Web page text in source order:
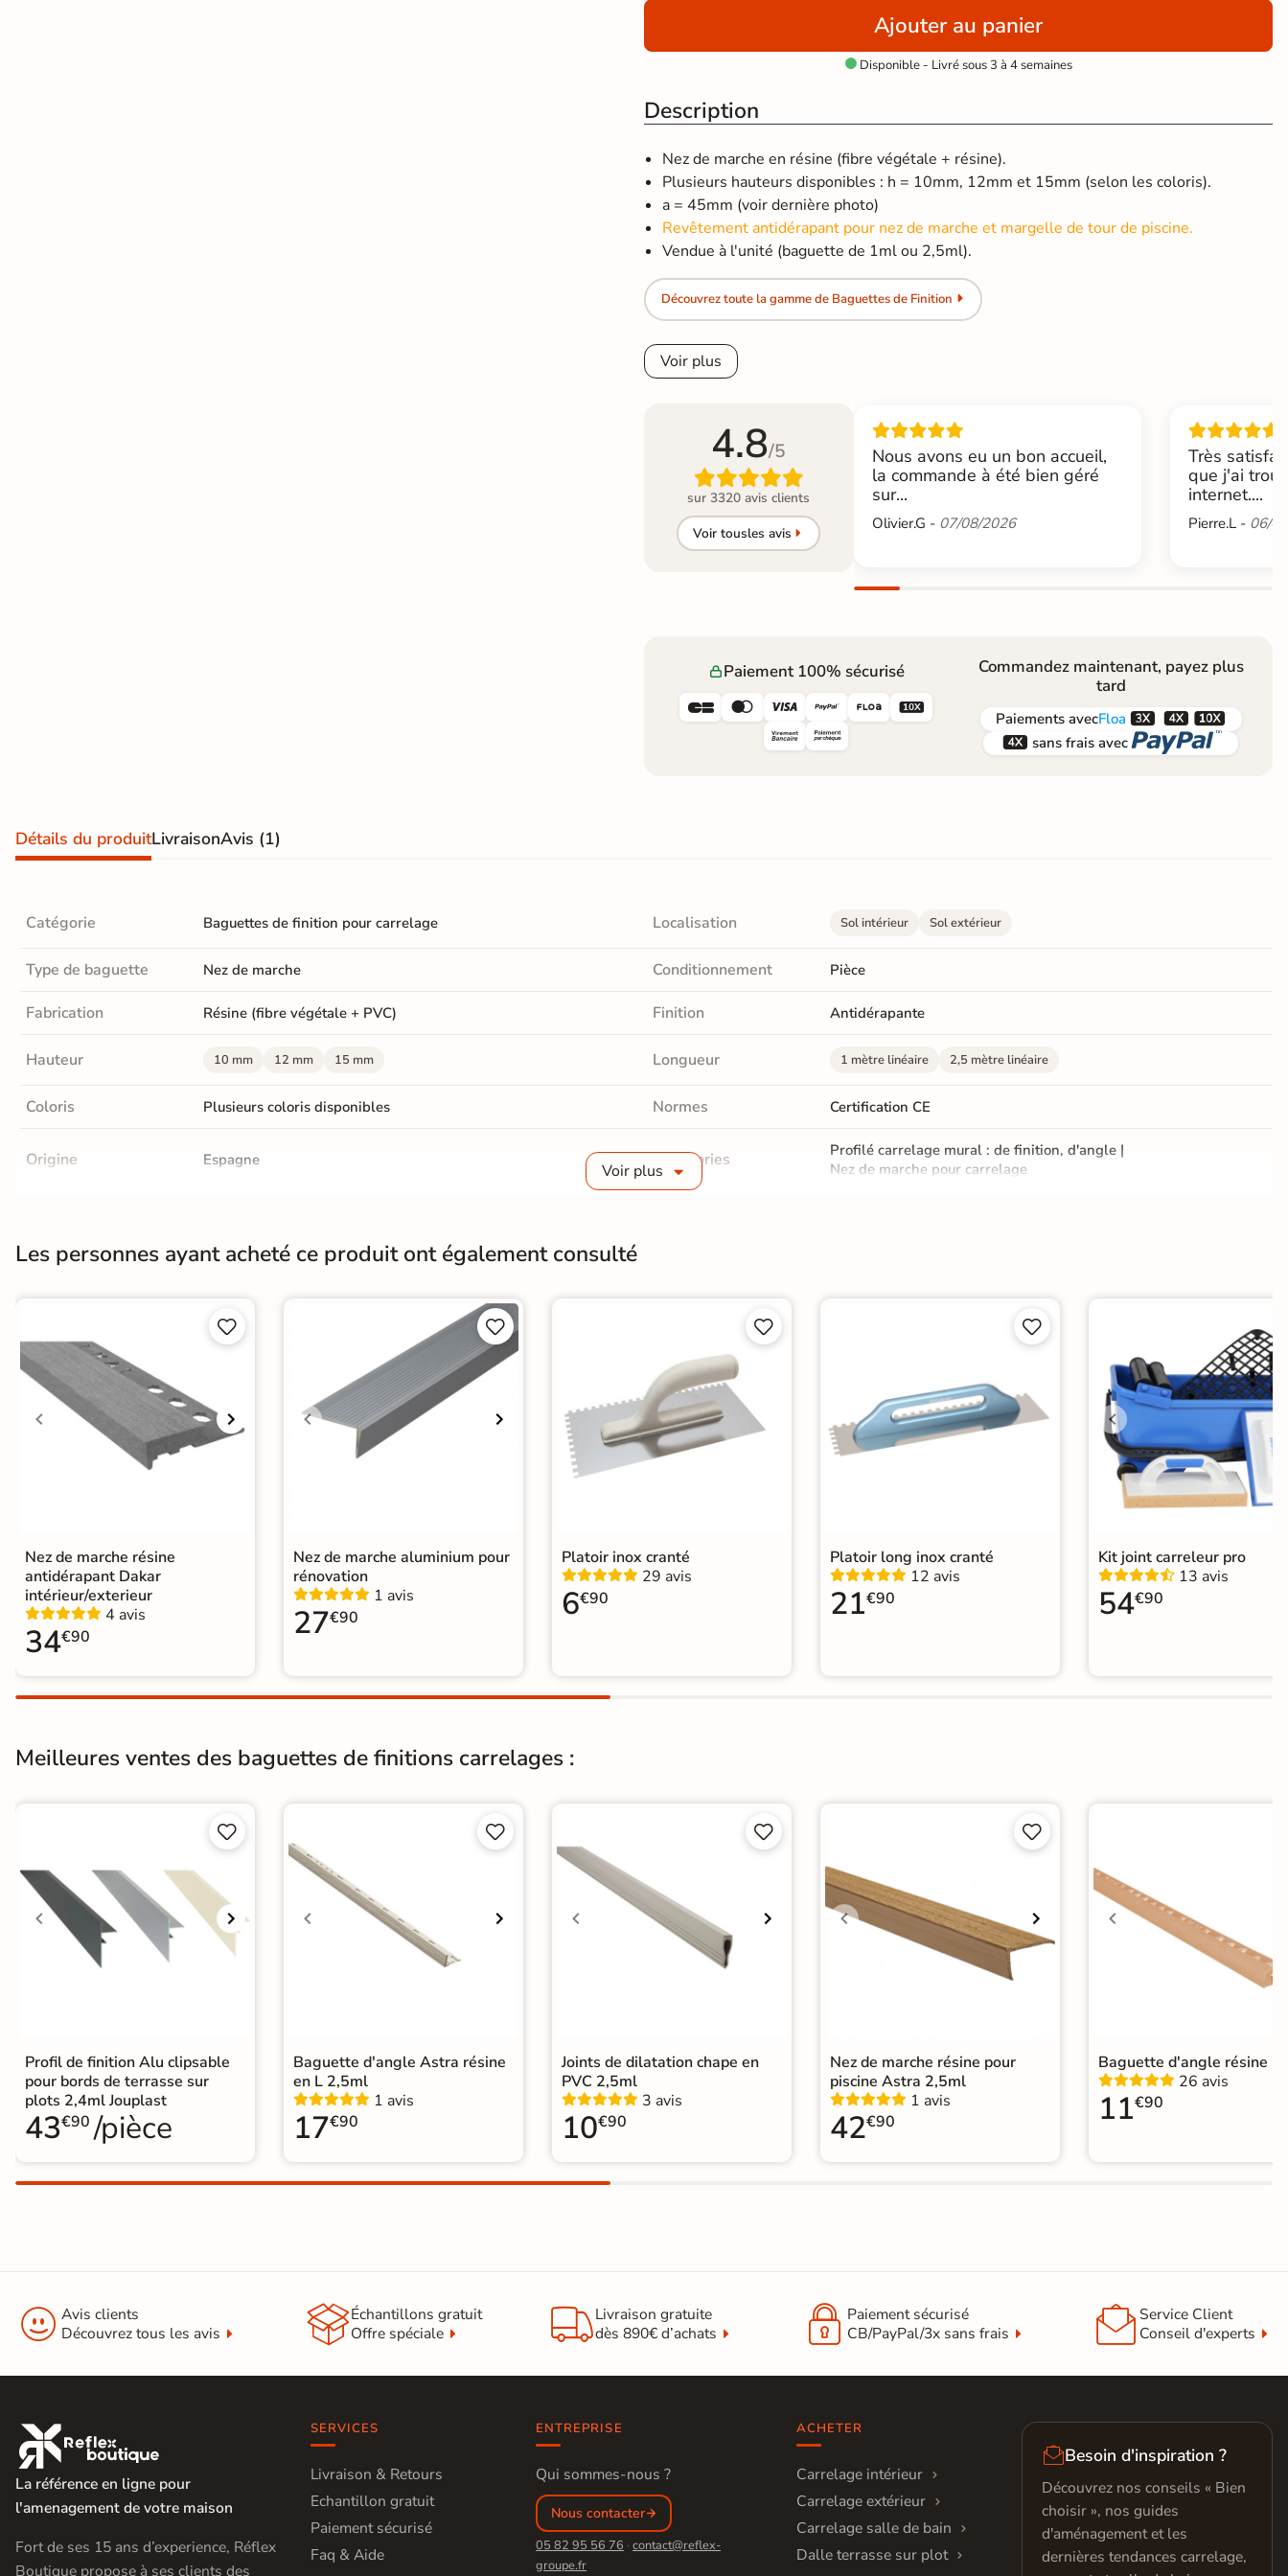
effet
cuite &
tomette
Parement
mural
intérieur
Carrelage
grand format
Carrelage extra fin
Voir tous les
formats
PAR FINITION
Carrelage poli /
Échantillons gratuits
il vous plaira
grâce à nos nombreuses
Paiement
100%
sécurisé
Données
cryptées
Confidentialité
garantie
Livraison rapide et soignée
Ajouter au panier
 Disponible - Livré sous 3 à 4 semaines
Description
Nez de marche en résine (fibre végétale + résine).
Plusieurs hauteurs disponibles : h = 10mm, 12mm et 15mm (selon les coloris).
a = 45mm (voir dernière photo)
Revêtement antidérapant pour nez de marche et margelle de tour de piscine.
Vendue à l'unité (baguette de 1ml ou 2,5ml).
Découvrez toute la gamme de Baguettes de Finition
Voir plus
4.8/5

sur 3320 avis clients
Voir tousles avis
Nous avons eu un bon accueil,
la commande à été bien géré
sur...
Olivier.G - 07/08/2026
Très
que j'ai
internet....
Pierre.L - 06/
Paiement 100% sécurisé
     
Commandez maintenant, payez plus
tard
PaiementsavecFloa  
 sans frais avec 
Détails du produitLivraisonAvis (1)
Catégorie Baguettes de finition pour carrelage Localisation Sol intérieur Sol extérieur
Type de baguette Nez de marche Conditionnement Pièce
Fabrication Résine (fibre végétale + PVC) Finition Antidérapante
Hauteur 10 mm 12 mm 15 mm Longueur 1 mètre linéaire 2,5 mètre linéaire
Coloris Plusieurs coloris disponibles Normes Certification CE
Origine Espagne Catégories Profilé carrelage mural : de finition, d'angle|
Nez de marche pour carrelage
Voir plus
Les personnes ayant acheté ce produit ont également consulté


Nez de marche résine
antidérapant Dakar
intérieur/exterieur
4 avis
34€90


Nez de marche aluminium pour
rénovation
1 avis
27€90


Platoir inox cranté
29 avis
6€90


Platoir long inox cranté
12 avis
21€90
Kit joint carreleur pro
13 avis
54€90
Meilleures ventes des baguettes de finitions carrelages :


Profil de finition Alu clipsable
pour bords de terrasse sur
plots 2,4ml Jouplast
43€90 /pièce


Baguette d'angle Astra résine
en L 2,5ml
1 avis
17€90


Joints de dilatation chape en
PVC 2,5ml
3 avis
10€90


Nez de marche résine pour
piscine Astra 2,5ml
1 avis
42€90
Baguette d'angle résine
26 avis
11€90
 Avis clients
Découvrez tous les avis
Échantillons gratuit
Offre spéciale
Livraison gratuite
dès 890€ d’achats
 Paiement sécurisé
CB/PayPal/3x sans frais
 Service Client
Conseil d'experts

La référence en ligne pour
l'amenagement de votre maison
Fort de ses 15 ans d’experience, Réflex
Boutique propose à ses clients des
SERVICES
Livraison & Retours
Echantillon gratuit
Paiement sécurisé
Faq & Aide
ENTREPRISE
Qui sommes-nous ?
Nous contacter
05 82 95 56 76 ·contact@reflex-
groupe.fr
ACHETER
Carrelage intérieur
Carrelage extérieur
Carrelage salle de bain
Dalle terrasse sur plot
Besoin d'inspiration ?
Découvrez nos conseils « Bien
choisir », nos guides
d'aménagement et les
dernières tendances carrelage,